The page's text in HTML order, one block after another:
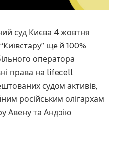
суд Києва 4 жовтня
ще й 100%
оператора
права на lifecell
судом активів,
російським олігархам
Авену та Андрію